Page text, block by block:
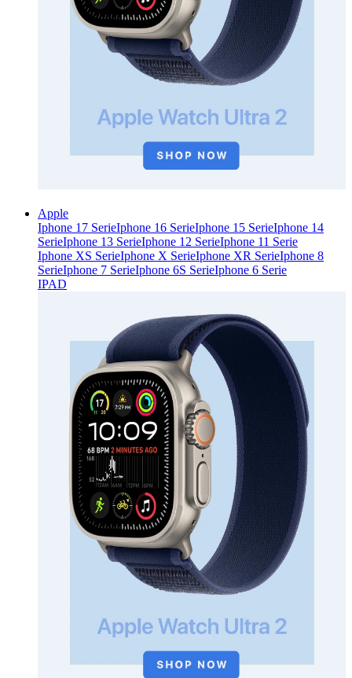
Apple
Iphone 17 SerieIphone 16 SerieIphone 15 SerieIphone 14
SerieIphone 13 SerieIphone 12 SerieIphone 11 Serie
Iphone XS SerieIphone X SerieIphone XR SerieIphone 8
SerieIphone 7 SerieIphone 6S SerieIphone 6 Serie
IPAD